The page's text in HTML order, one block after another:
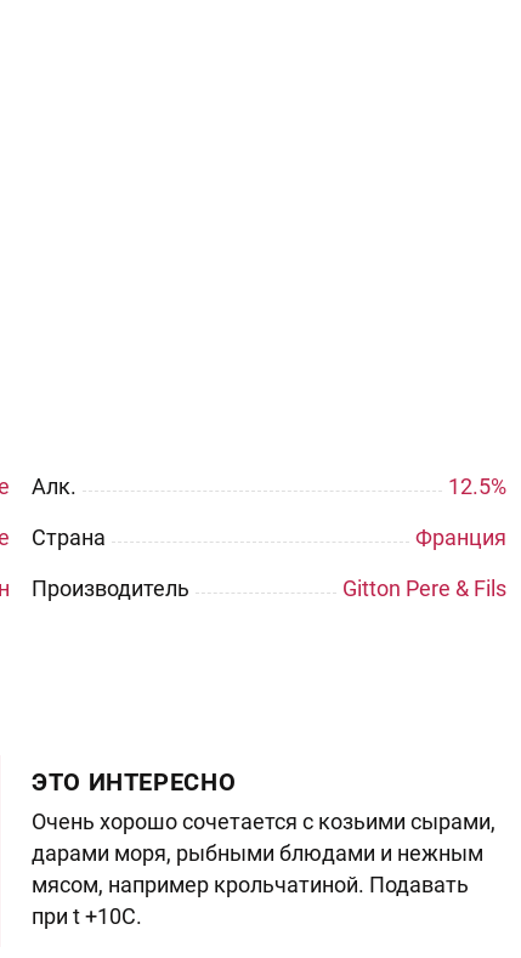
Aлк.
12.5%
Страна
Франция
Производитель
Gitton Pere & Fils
ЭТО ИНТЕРЕСНО
Очень хорошо сочетается с козьими сырами,
дарами моря, рыбными блюдами и нежным
мясом, например крольчатиной. Подавать
при t +10C.